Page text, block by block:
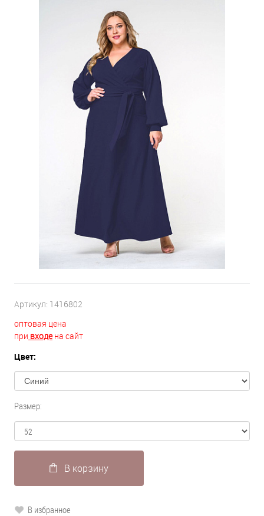
Артикул: 1416802
оптовая цена
при входена сайт
Цвет:
Размер:
В корзину
В избранное